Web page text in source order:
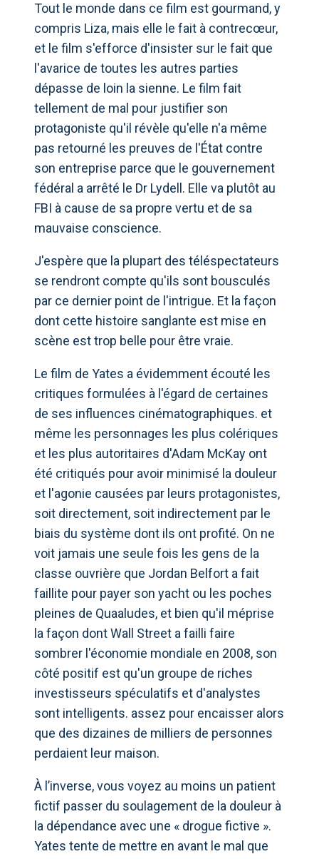
Tout le monde dans ce film est gourmand, y
compris Liza, mais elle le fait à contrecœur,
et le film s'efforce d'insister sur le fait que
l'avarice de toutes les autres parties
dépasse de loin la sienne. Le film fait
tellement de mal pour justifier son
protagoniste qu'il révèle qu'elle n'a même
pas retourné les preuves de l'État contre
son entreprise parce que le gouvernement
fédéral a arrêté le Dr Lydell. Elle va plutôt au
FBI à cause de sa propre vertu et de sa
mauvaise conscience.
J'espère que la plupart des téléspectateurs
se rendront compte qu'ils sont bousculés
par ce dernier point de l'intrigue. Et la façon
dont cette histoire sanglante est mise en
scène est trop belle pour être vraie.
Le film de Yates a évidemment écouté les
critiques formulées à l'égard de certaines
de ses influences cinématographiques. et
même les personnages les plus colériques
et les plus autoritaires d'Adam McKay ont
été critiqués pour avoir minimisé la douleur
et l'agonie causées par leurs protagonistes,
soit directement, soit indirectement par le
biais du système dont ils ont profité. On ne
voit jamais une seule fois les gens de la
classe ouvrière que Jordan Belfort a fait
faillite pour payer son yacht ou les poches
pleines de Quaaludes, et bien qu'il méprise
la façon dont Wall Street a failli faire
sombrer l'économie mondiale en 2008, son
côté positif est qu'un groupe de riches
investisseurs spéculatifs et d'analystes
sont intelligents. assez pour encaisser alors
que des dizaines de milliers de personnes
perdaient leur maison.
À l’inverse, vous voyez au moins un patient
fictif passer du soulagement de la douleur à
la dépendance avec une « drogue fictive ».
Yates tente de mettre en avant le mal que